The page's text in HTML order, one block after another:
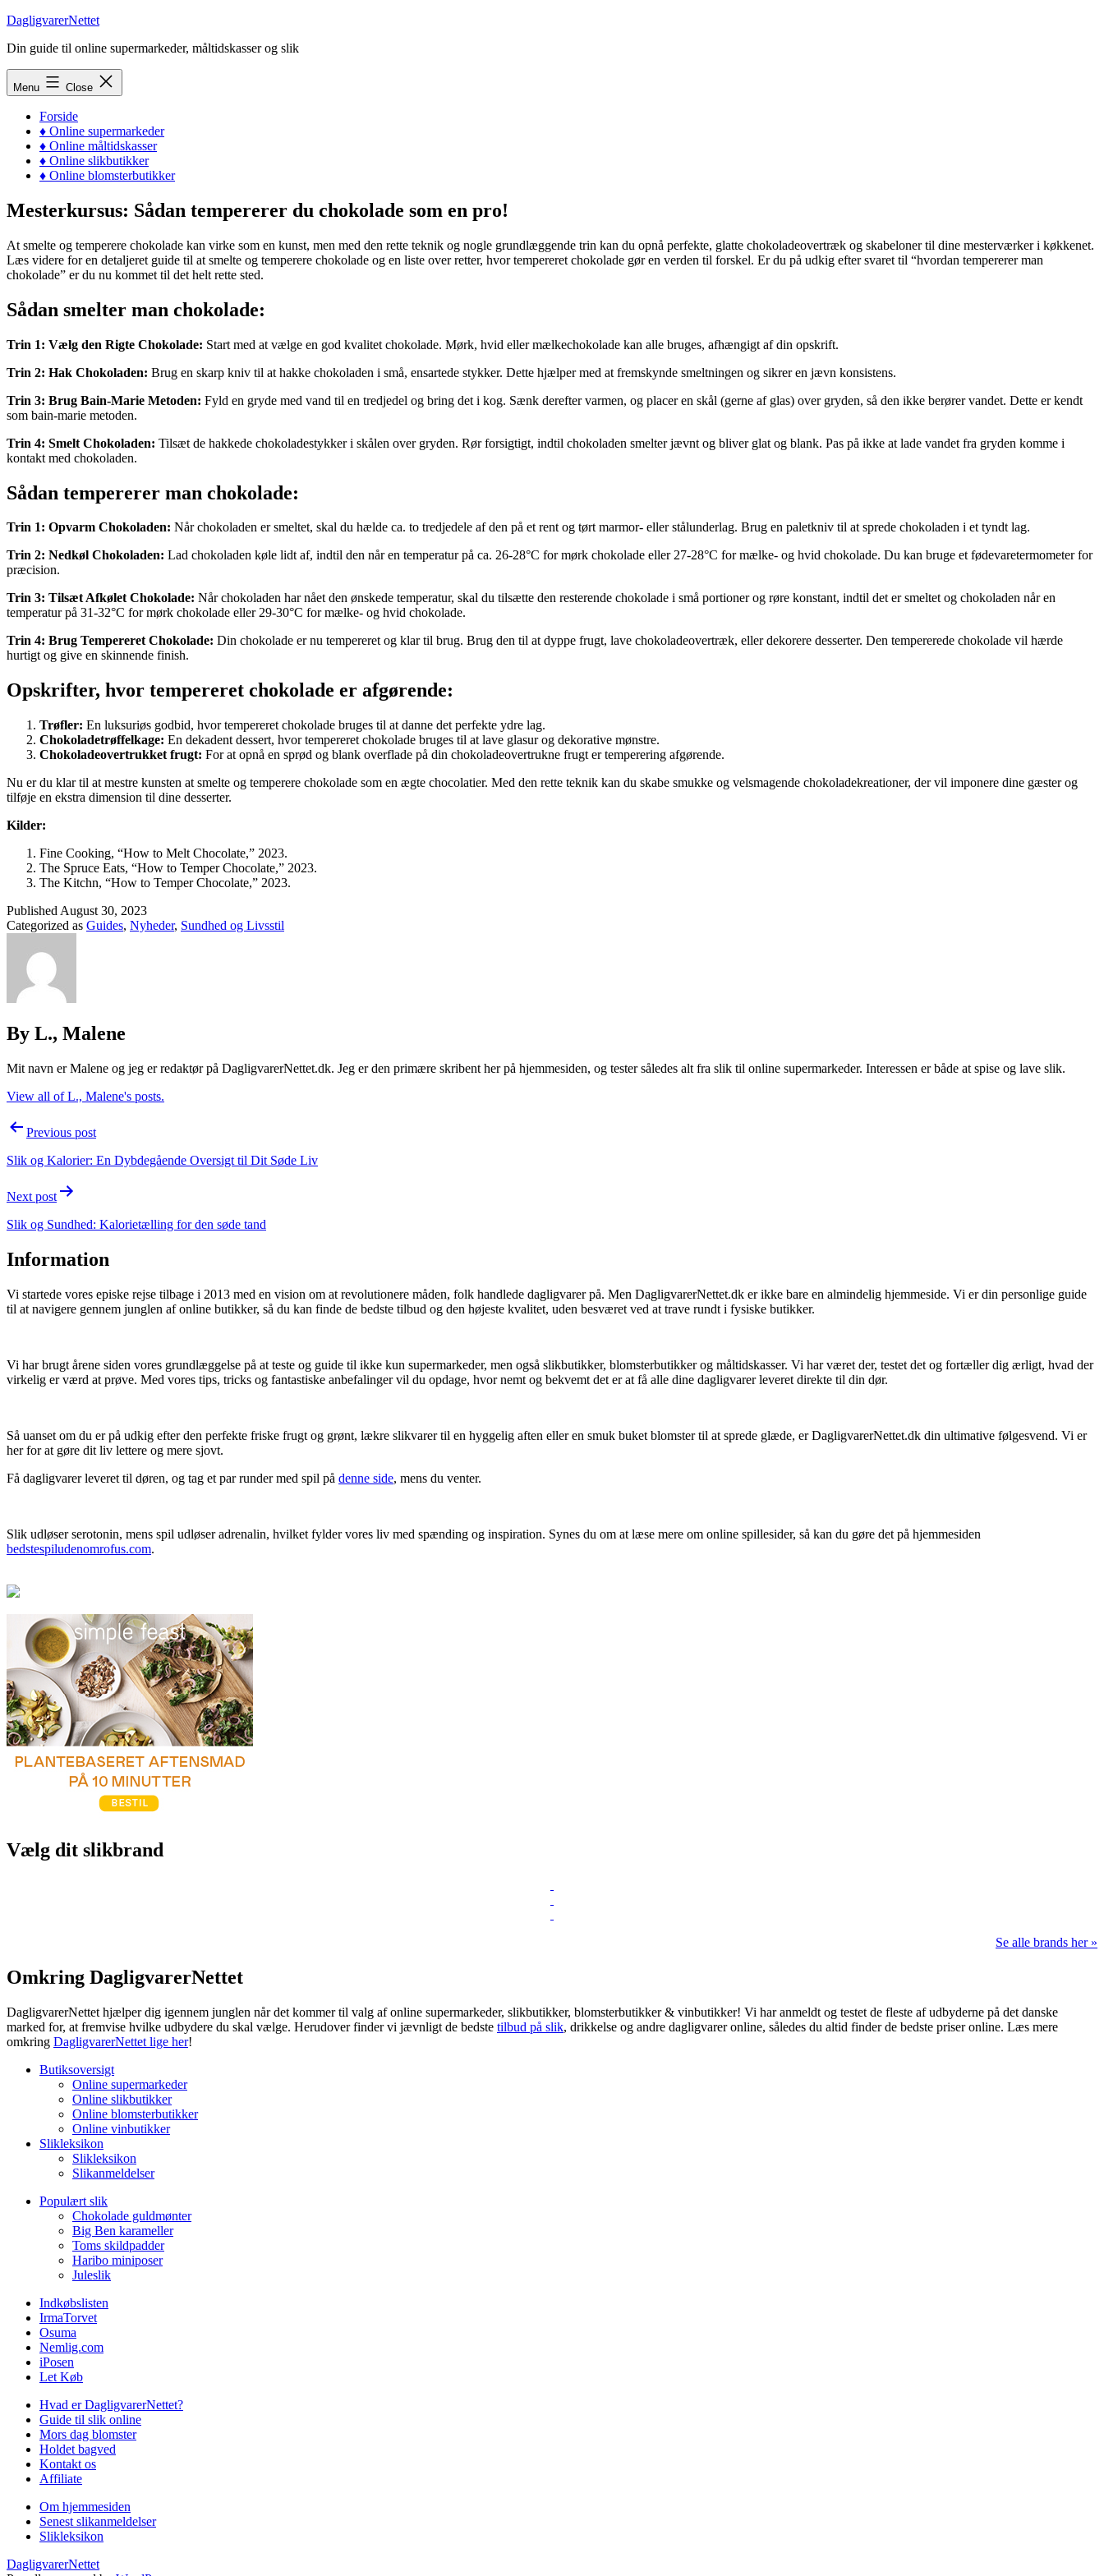
Skip
content
DagligvarerNettet
Din guide til online supermarkeder, måltidskasser og slik
Menu Close
Forside
♦ Online supermarkeder
♦ Online måltidskasser
♦ Online slikbutikker
♦ Online blomsterbutikker
Mesterkursus: Sådan tempererer du chokolade som en pro!
At smelte og temperere chokolade kan virke som en kunst, men med den rette teknik og nogle grundlæggende trin kan du opnå perfekte, glatte chokoladeovertræk og skabeloner til dine mesterværker i køkkenet.
Læs videre for en detaljeret guide til at smelte og temperere chokolade og en liste over retter, hvor tempereret chokolade gør en verden til forskel. Er du på udkig efter svaret til “hvordan tempererer man
chokolade” er du nu kommet til det helt rette sted.
Sådan smelter man chokolade:
Trin 1: Vælg den Rigte Chokolade: Start med at vælge en god kvalitet chokolade. Mørk, hvid eller mælkechokolade kan alle bruges, afhængigt af din opskrift.
Trin 2: Hak Chokoladen: Brug en skarp kniv til at hakke chokoladen i små, ensartede stykker. Dette hjælper med at fremskynde smeltningen og sikrer en jævn konsistens.
Trin 3: Brug Bain-Marie Metoden: Fyld en gryde med vand til en tredjedel og bring det i kog. Sænk derefter varmen, og placer en skål (gerne af glas) over gryden, så den ikke berører vandet. Dette er kendt
som bain-marie metoden.
Trin 4: Smelt Chokoladen: Tilsæt de hakkede chokoladestykker i skålen over gryden. Rør forsigtigt, indtil chokoladen smelter jævnt og bliver glat og blank. Pas på ikke at lade vandet fra gryden komme i
kontakt med chokoladen.
Sådan tempererer man chokolade:
Trin 1: Opvarm Chokoladen: Når chokoladen er smeltet, skal du hælde ca. to tredjedele af den på et rent og tørt marmor- eller stålunderlag. Brug en paletkniv til at sprede chokoladen i et tyndt lag.
Trin 2: Nedkøl Chokoladen: Lad chokoladen køle lidt af, indtil den når en temperatur på ca. 26-28°C for mørk chokolade eller 27-28°C for mælke- og hvid chokolade. Du kan bruge et fødevaretermometer for
præcision.
Trin 3: Tilsæt Afkølet Chokolade: Når chokoladen har nået den ønskede temperatur, skal du tilsætte den resterende chokolade i små portioner og røre konstant, indtil det er smeltet og chokoladen når en
temperatur på 31-32°C for mørk chokolade eller 29-30°C for mælke- og hvid chokolade.
Trin 4: Brug Tempereret Chokolade: Din chokolade er nu tempereret og klar til brug. Brug den til at dyppe frugt, lave chokoladeovertræk, eller dekorere desserter. Den tempererede chokolade vil hærde
hurtigt og give en skinnende finish.
Opskrifter, hvor tempereret chokolade er afgørende:
Trøfler: En luksuriøs godbid, hvor tempereret chokolade bruges til at danne det perfekte ydre lag.
Chokoladetrøffelkage: En dekadent dessert, hvor tempereret chokolade bruges til at lave glasur og dekorative mønstre.
Chokoladeovertrukket frugt: For at opnå en sprød og blank overflade på din chokoladeovertrukne frugt er temperering afgørende.
Nu er du klar til at mestre kunsten at smelte og temperere chokolade som en ægte chocolatier. Med den rette teknik kan du skabe smukke og velsmagende chokoladekreationer, der vil imponere dine gæster og
tilføje en ekstra dimension til dine desserter.
Kilder:
Fine Cooking, “How to Melt Chocolate,” 2023.
The Spruce Eats, “How to Temper Chocolate,” 2023.
The Kitchn, “How to Temper Chocolate,” 2023.
Published August 30, 2023
Categorized as Guides, Nyheder, Sundhed og Livsstil
By L., Malene
Mit navn er Malene og jeg er redaktør på DagligvarerNettet.dk. Jeg er den primære skribent her på hjemmesiden, og tester således alt fra slik til online supermarkeder. Interessen er både at spise og lave slik.
View all of L., Malene's posts.
PostPrevious post
Slik og Kalorier: En Dybdegående Oversigt til Dit Søde Liv
Next post
Slik og Sundhed: Kalorietælling for den søde tand
Information
Vi startede vores episke rejse tilbage i 2013 med en vision om at revolutionere måden, folk handlede dagligvarer på. Men DagligvarerNettet.dk er ikke bare en almindelig hjemmeside. Vi er din personlige guide
til at navigere gennem junglen af online butikker, så du kan finde de bedste tilbud og den højeste kvalitet, uden besværet ved at trave rundt i fysiske butikker.
Vi har brugt årene siden vores grundlæggelse på at teste og guide til ikke kun supermarkeder, men også slikbutikker, blomsterbutikker og måltidskasser. Vi har været der, testet det og fortæller dig ærligt, hvad der
virkelig er værd at prøve. Med vores tips, tricks og fantastiske anbefalinger vil du opdage, hvor nemt og bekvemt det er at få alle dine dagligvarer leveret direkte til din dør.
Så uanset om du er på udkig efter den perfekte friske frugt og grønt, lækre slikvarer til en hyggelig aften eller en smuk buket blomster til at sprede glæde, er DagligvarerNettet.dk din ultimative følgesvend. Vi er
her for at gøre dit liv lettere og mere sjovt.
Få dagligvarer leveret til døren, og tag et par runder med spil på denne side, mens du venter.
Slik udløser serotonin, mens spil udløser adrenalin, hvilket fylder vores liv med spænding og inspiration. Synes du om at læse mere om online spillesider, så kan du gøre det på hjemmesiden
bedstespiludenomrofus.com.
Vælg dit slikbrand
Se alle brands her »
Omkring DagligvarerNettet
DagligvarerNettet hjælper dig igennem junglen når det kommer til valg af online supermarkeder, slikbutikker, blomsterbutikker & vinbutikker! Vi har anmeldt og testet de fleste af udbyderne på det danske
marked for, at fremvise hvilke udbydere du skal vælge. Herudover finder vi jævnligt de bedste tilbud på slik, drikkelse og andre dagligvarer online, således du altid finder de bedste priser online. Læs mere
omkring DagligvarerNettet lige her!
Butiksoversigt
Online supermarkeder
Online slikbutikker
Online blomsterbutikker
Online vinbutikker
Slikleksikon
Slikleksikon
Slikanmeldelser
Populært slik
Chokolade guldmønter
Big Ben karameller
Toms skildpadder
Haribo miniposer
Juleslik
Indkøbslisten
IrmaTorvet
Osuma
Nemlig.com
iPosen
Let Køb
Hvad er DagligvarerNettet?
Guide til slik online
Mors dag blomster
Holdet bagved
Kontakt os
Affiliate
Om hjemmesiden
Senest slikanmeldelser
Slikleksikon
DagligvarerNettet